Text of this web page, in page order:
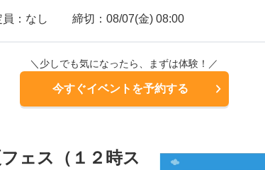
員：なし 締切：08/07(金) 08:00
＼少しでも気になったら、まずは体験！／
今すぐイベントを予約する
ェス（１２時ス